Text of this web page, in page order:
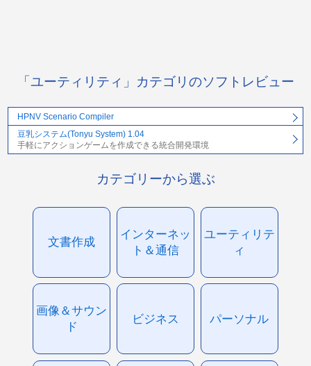
「ユーティリティ」カテゴリのソフトレビュー
HPNV Scenario Compiler
豆乳システム(Tonyu System) 1.04
手軽にアクションゲームを作成できる統合開発環境
カテゴリーから選ぶ
文書作成
インターネッ
ト＆通信
ユーティリテ
ィ
画像＆サウン
ド
ビジネス パーソナル